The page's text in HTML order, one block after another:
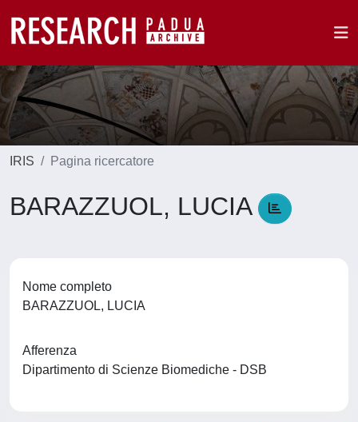
IRIS Pagina ricercatore
BARAZZUOL, LUCIA
Nome completo
BARAZZUOL, LUCIA
Afferenza
Dipartimento di Scienze Biomediche - DSB